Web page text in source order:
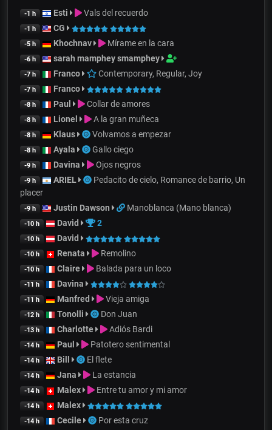
-1 h Esti Vals del recuerdo
-1 h CG
-5 h Khochnav Mírame en la cara
-6 h sarah mamphey smamphey
-7 h Franco Contemporary, Regular, Joy
-7 h Franco
-8 h Paul Collar de amores
-8 h Lionel A la gran muñeca
-8 h Klaus Volvamos a empezar
-8 h Ayala Gallo ciego
-9 h Davina Ojos negros
-9 h ARIEL
Pedacito de cielo, Romance de barrio, Un
placer
-9 h Justin Dawson Manoblanca (Mano blanca)
-10 h David 2
-10 h David
-10 h Renata Remolino
-10 h Claire Balada para un loco
-11 h Davina
-11 h Manfred Vieja amiga
-12 h Tonolli Don Juan
-13 h Charlotte Adiós Bardi
-14 h Paul Patotero sentimental
-14 h Bill El flete
-14 h Jana La estancia
-14 h Malex Entre tu amor y mi amor
-14 h Malex
-14 h Cecile Por esta cruz